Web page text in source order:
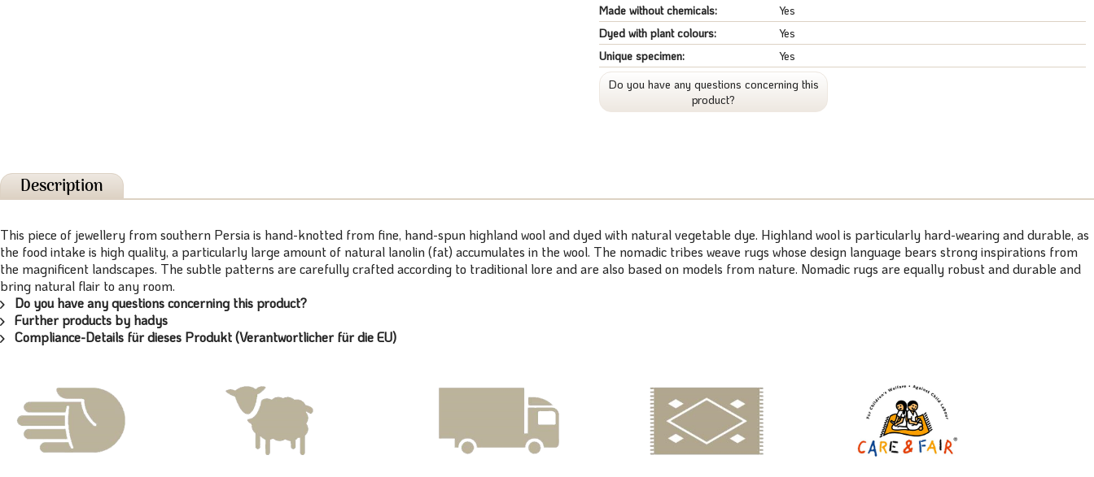
Made without chemicals:
Yes
Dyed with plant colours:
Yes
Unique specimen:
Yes
Do you have any questions concerning this
product?
Description
This piece of jewellery from southern Persia is hand-knotted from fine, hand-spun highland wool and dyed with natural vegetable dye. Highland wool is particularly hard-wearing and durable, as
the food intake is high quality, a particularly large amount of natural lanolin (fat) accumulates in the wool. The nomadic tribes weave rugs whose design language bears strong inspirations from
the magnificent landscapes. The subtle patterns are carefully crafted according to traditional lore and are also based on models from nature. Nomadic rugs are equally robust and durable and
bring natural flair to any room.
Do you have any questions concerning this product?
Further products by hadys
Compliance-Details für dieses Produkt (Verantwortlicher für die EU)